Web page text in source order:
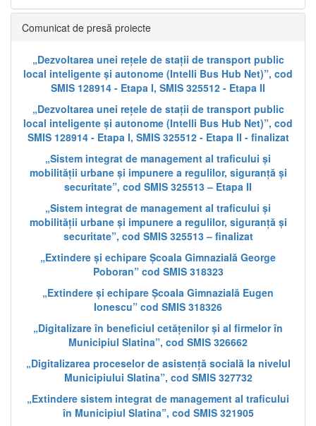
Comunicat de presă proiecte
„Dezvoltarea unei rețele de stații de transport public
local inteligente și autonome (Intelli Bus Hub Net)”, cod
SMIS 128914 - Etapa I, SMIS 325512 - Etapa II
„Dezvoltarea unei rețele de stații de transport public
local inteligente și autonome (Intelli Bus Hub Net)”, cod
SMIS 128914 - Etapa I, SMIS 325512 - Etapa II - finalizat
„Sistem integrat de management al traficului și
mobilității urbane și impunere a regulilor, siguranță și
securitate”, cod SMIS 325513 – Etapa II
„Sistem integrat de management al traficului și
mobilității urbane și impunere a regulilor, siguranță și
securitate”, cod SMIS 325513 – finalizat
„Extindere și echipare Școala Gimnazială George
Poboran” cod SMIS 318323
„Extindere și echipare Școala Gimnazială Eugen
Ionescu” cod SMIS 318326
„Digitalizare în beneficiul cetățenilor și al firmelor în
Municipiul Slatina”, cod SMIS 326662
„Digitalizarea proceselor de asistență socială la nivelul
Municipiului Slatina”, cod SMIS 327732
„Extindere sistem integrat de management al traficului
în Municipiul Slatina”, cod SMIS 321905